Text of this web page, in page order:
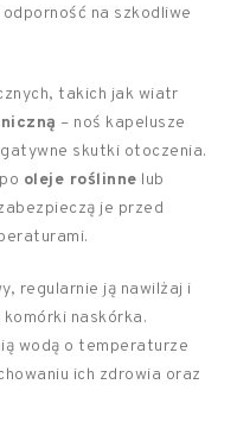
na szkodliwe
takich jak wiatr
– noś kapelusze
skutki otoczenia.
oleje roślinne lub
je przed
regularnie ją nawilżaj i
naskórka.
wodą o temperaturze
ich zdrowia oraz